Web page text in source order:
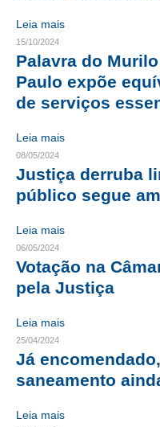
CONTRIBUIÇÃO
CONTRIBUIÇÃO SINDICAL
FGTS EXPURGOS
LEGISLAÇÃO
LEI 4.950-A/1966 – PISO
LEI 6.496/1977 – ART
RES 1.002/2002 – CÓDIGO
HOMOLOGAÇÕES
Leia mais
15/10/2024
Palavra do
Paulo expõe
de serviços
Leia mais
08/05/2024
Justiça derruba
público segue
Leia mais
06/05/2024
Votação na
pela Justiça
Leia mais
25/04/2024
Já
saneamento
Leia mais